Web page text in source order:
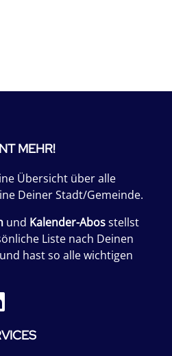
MEHR!
Übersicht über alle
Deiner Stadt/Gemeinde.
und Kalender-Abosstellst
Liste nach Deinen
hast so alle wichtigen